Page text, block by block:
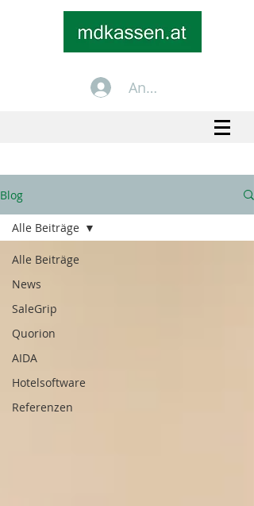
Anmelden
Blog
Alle Beiträge
News
SaleGrip
Quorion
AIDA
Hotelsoftware
Referenzen
Alle Beiträge